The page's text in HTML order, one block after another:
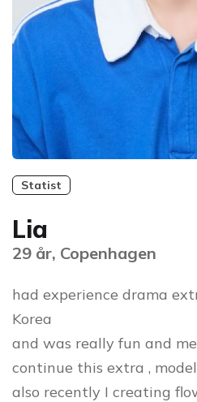
Statist
Lia
29 år, Copenhagen
had experience drama
Korea
and was really fun and
continue this extra ,
also recently I creating